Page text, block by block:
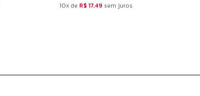
10x de R$ 17,49 sem juros